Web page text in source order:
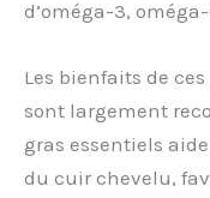
d’oméga-3,
Les bienfaits de
sont largement
gras essentiels
du cuir chevelu,